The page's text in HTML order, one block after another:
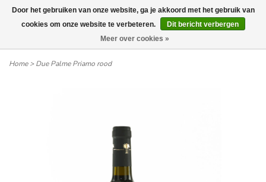
Wij leveren tot aan uw deur. Afhalen is mogelijk.
Home>Due Palme Priamo rood
Door het gebruiken van onze website, ga je akkoord met het gebruik van
cookies om onze website te verbeteren.
Dit bericht verbergen
Meer over cookies »